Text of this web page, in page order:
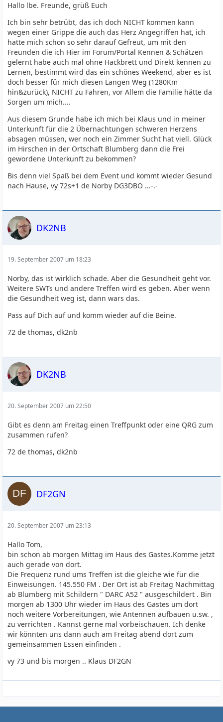
Hallo lbe. Freunde, grüß Euch
Ich bin sehr betrübt, das ich doch NICHT kommen kann
wegen einer Grippe die auch das Herz Angegriffen hat, ich
hatte mich schon so sehr darauf Gefreut, um mit den
Freunden die ich Hier im Forum/Portal Kennen & Schätzen
gelernt habe auch mal ohne Hackbrett und Direkt kennen zu
Lernen, bestimmt wird das ein schönes Weekend, aber es ist
doch besser für mich diesen Langen Weg (1280Km
hin&zurück), NICHT zu Fahren, vor Allem die Familie hätte da
Sorgen um mich....
Aus diesem Grunde habe ich mich bei Klaus und in meiner
Unterkunft für die 2 Übernachtungen schweren Herzens
absagen müssen, wer noch ein Zimmer Sucht hat viell. Glück
im Hirschen in der Ortschaft Blumberg dann die Frei
gewordene Unterkunft zu bekommen?
Bis denn viel Spaß bei dem Event und kommt wieder Gesund
nach Hause, vy 72s+1 de Norby DG3DBO ...-.-
DK2NB
19. September 2007 um 18:23
Norby, das ist wirklich schade. Aber die Gesundheit geht vor.
Weitere SWTs und andere Treffen wird es geben. Aber wenn
die Gesundheit weg ist, dann wars das.
Pass auf Dich auf und komm wieder auf die Beine.
72 de thomas, dk2nb
DK2NB
20. September 2007 um 22:50
Gibt es denn am Freitag einen Treffpunkt oder eine QRG zum
zusammen rufen?
72 de thomas, dk2nb
DF2GN
20. September 2007 um 23:13
Hallo Tom,
bin schon ab morgen Mittag im Haus des Gastes.Komme jetzt
auch gerade von dort.
Die Frequenz rund ums Treffen ist die gleiche wie für die
Einweisungen. 145.550 FM . Der Ort ist ab Freitag Nachmittag
ab Blumberg mit Schildern " DARC A52 " ausgeschildert . Bin
morgen ab 1300 Uhr wieder im Haus des Gastes um dort
noch weitere Vorbereitungen, wie Antennen aufbauen u.sw. ,
zu verrichten . Kannst gerne mal vorbeischauen. Ich denke
wir könnten uns dann auch am Freitag abend dort zum
gemeinsammen Essen einfinden .
vy 73 und bis morgen .. Klaus DF2GN